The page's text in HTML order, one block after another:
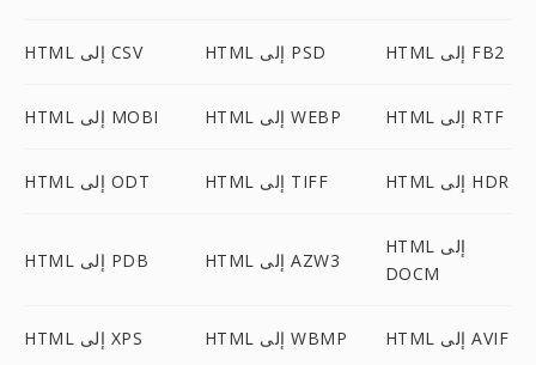
HTML إلى CSV HTML إلى PSD HTML إلى FB2
HTML إلى MOBI HTML إلى WEBP HTML إلى RTF
HTML إلى ODT HTML إلى TIFF HTML إلى HDR
HTML إلى PDB HTML إلى AZW3
HTML إلى
DOCM
HTML إلى XPS HTML إلى WBMP HTML إلى AVIF